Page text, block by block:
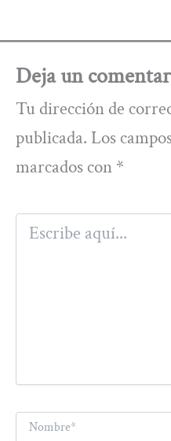
Deja un
Tu dirección de
publicada. Los
marcados con *
Escribe
aquí...
Nombre*